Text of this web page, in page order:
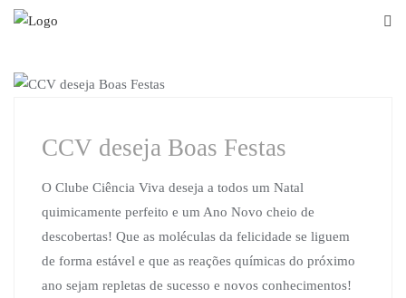
Skip
CCV deseja Boas Festas
O Clube Ciência Viva deseja a todos um Natal
quimicamente perfeito e um Ano Novo cheio de
descobertas! Que as moléculas da felicidade se liguem
de forma estável e que as reações químicas do próximo
ano sejam repletas de sucesso e novos conhecimentos!